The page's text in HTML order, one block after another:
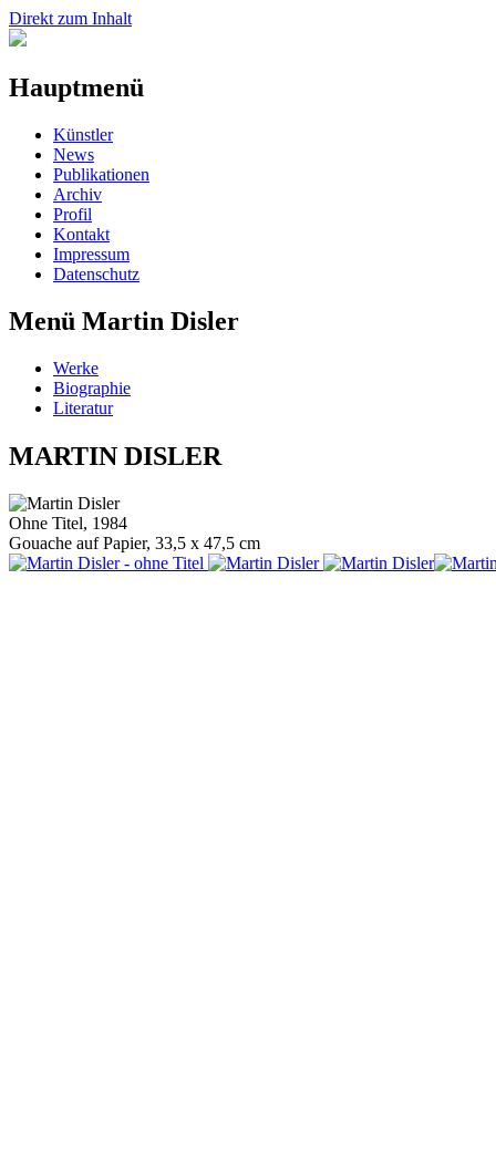
Direkt zum Inhalt
Hauptmenü
Künstler
News
Publikationen
Archiv
Profil
Kontakt
Impressum
Datenschutz
Menü Martin Disler
Werke
Biographie
Literatur
MARTIN DISLER
Ohne Titel, 1984
Gouache auf Papier, 33,5 x 47,5 cm